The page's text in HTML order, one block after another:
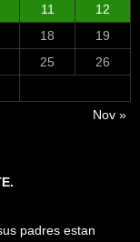
11
12
18
19
25
26
Nov »
padres estan